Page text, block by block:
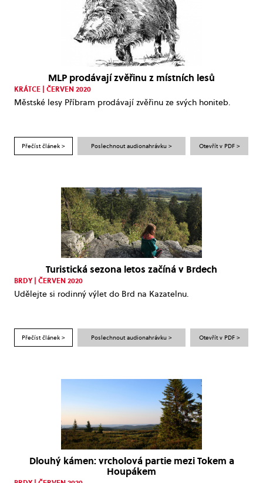
MLP prodávají zvěřinu z místních lesů
KRÁTCE | ČERVEN 2020
Městské lesy Příbram prodávají zvěřinu ze svých honiteb.
Přečíst článek > Poslechnout audionahrávku > Otevřít v PDF >
Turistická sezona letos začíná v Brdech
BRDY | ČERVEN 2020
Udělejte si rodinný výlet do Brd na Kazatelnu.
Přečíst článek > Poslechnout audionahrávku > Otevřít v PDF >
Dlouhý kámen: vrcholová partie mezi Tokem a
Houpákem